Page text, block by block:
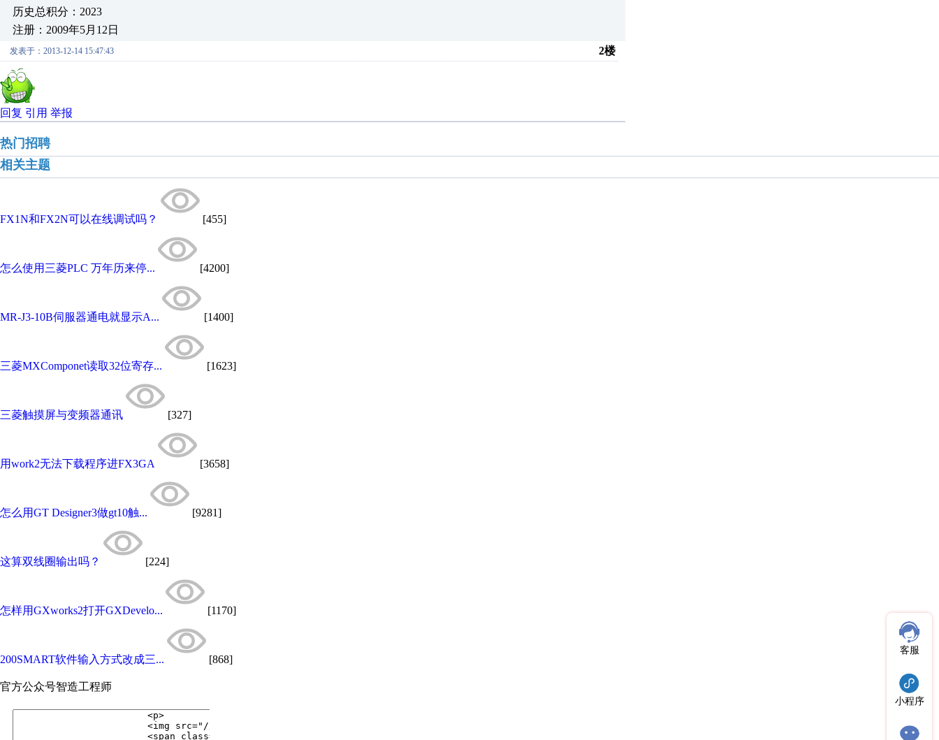
历史总积分：2023
注册：2009年5月12日
发表于：2013-12-14 15:47:43 2楼
回复 引用 举报
热门招聘
相关主题
FX1N和FX2N可以在线调试吗？ [455]
怎么使用三菱PLC 万年历来停... [4200]
MR-J3-10B伺服器通电就显示A... [1400]
三菱MXComponet读取32位寄存... [1623]
三菱触摸屏与变频器通讯 [327]
用work2无法下载程序进FX3GA [3658]
怎么用GT Designer3做gt10触... [9281]
这算双线圈输出吗？ [224]
怎样用GXworks2打开GXDevelo... [1170]
200SMART软件输入方式改成三... [868]
官方公众号智造工程师
客服
小程序